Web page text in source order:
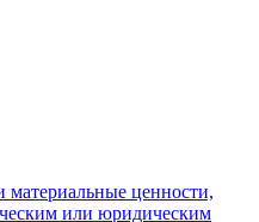
ценности,
или юридическим